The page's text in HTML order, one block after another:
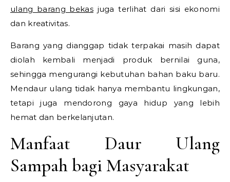
ulang barang bekasjuga terlihat dari sisi ekonomi
dan kreativitas.
Barang yang dianggap tidak terpakai masih dapat
diolah kembali menjadi produk bernilai guna,
sehingga mengurangi kebutuhan bahan baku baru.
Mendaur ulang tidak hanya membantu lingkungan,
tetapi juga mendorong gaya hidup yang lebih
hemat dan berkelanjutan.
Manfaat Daur Ulang
Sampah bagi Masyarakat